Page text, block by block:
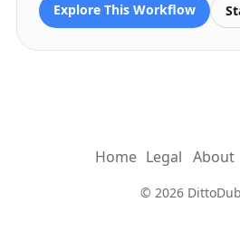
Explore This Workflow
Home Legal About
© 2026 DittoDub